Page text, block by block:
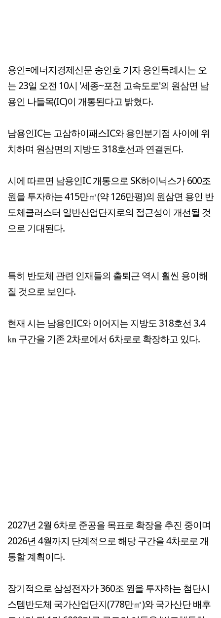
용인=에너지경제신문 송인호 기자 용인특례시는 오
는 23일 오전 10시 '세종~포천 고속도로'의 원삼면 남
용인 나들목(IC)이 개통된다고 밝혔다.
남용인IC는 고삼하이패스IC와 용인분기점 사이에 위
치하며 원삼면의 지방도 318호선과 연결된다.
시에 따르면 남용인IC 개통으로 SK하이닉스가 600조
원을 투자하는 415만㎡(약 126만평)의 원삼면 용인 반
도체클러스터 일반산업단지로의 접근성이 개선될 것
으로 기대된다.
특히 반도체 관련 인재들의 출퇴근 역시 훨씬 용이해
질 것으로 보인다.
현재 시는 남용인IC와 이어지는 지방도 318호선 3.4
㎞ 구간을 기존 2차로에서 6차로로 확장하고 있다.
2027년 2월 6차로 준공을 목표로 확장을 추진 중이며
2026년 4월까지 단계적으로 해당 구간을 4차로로 개
통할 계획이다.
장기적으로 삼성전자가 360조 원을 투자하는 첨단시
스템반도체 국가산업단지(778만㎡)와 국가산단 배후